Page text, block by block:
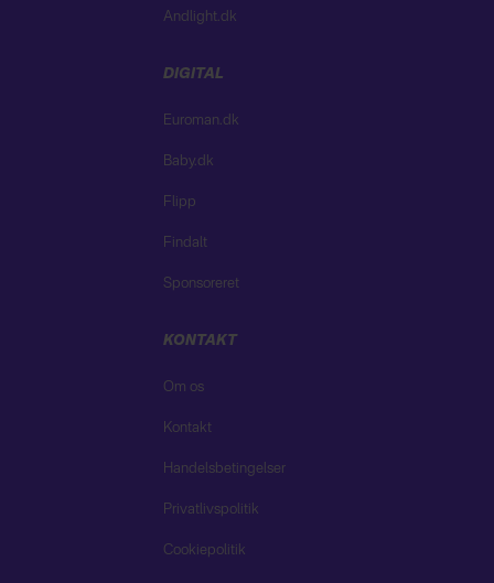
Andlight.dk
DIGITAL
Euroman.dk
Baby.dk
Flipp
Findalt
Sponsoreret
KONTAKT
Om os
Kontakt
Handelsbetingelser
Privatlivspolitik
Cookiepolitik